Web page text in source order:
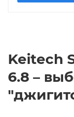
Keitech
6.8 –